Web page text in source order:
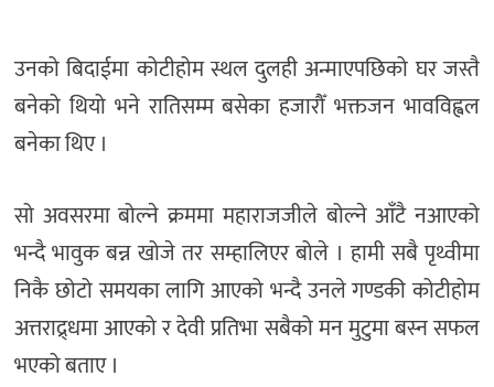
उनको बिदाईमा कोटीहोम स्थल दुलही अन्माएपछिको घर जस्तै
बनेको थियो भने रातिसम्म बसेका हजारौँ भक्तजन भावविह्वल
बनेका थिए ।
सो अवसरमा बोल्ने क्रममा महाराजजीले बोल्ने आँटै नआएको
भन्दै भावुक बन्न खोजे तर सम्हालिएर बोले । हामी सबै पृथ्वीमा
निकै छोटो समयका लागि आएको भन्दै उनले गण्डकी कोटीहोम
अत्तराद्र्धमा आएको र देवी प्रतिभा सबैको मन मुटुमा बस्न सफल
भएको बताए ।